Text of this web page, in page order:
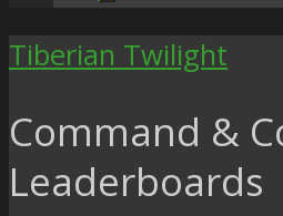
Tiberian Twilight
Command &
Leaderboards